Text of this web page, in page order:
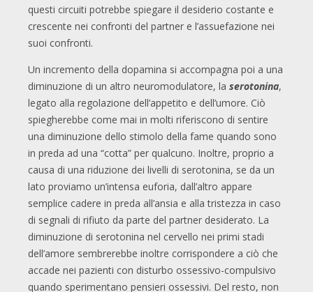
questi circuiti potrebbe spiegare il desiderio costante e
crescente nei confronti del partner e l’assuefazione nei
suoi confronti.
Un incremento della dopamina si accompagna poi a una
diminuzione di un altro neuromodulatore, la serotonina,
legato alla regolazione dell’appetito e dell’umore. Ciò
spiegherebbe come mai in molti riferiscono di sentire
una diminuzione dello stimolo della fame quando sono
in preda ad una “cotta” per qualcuno. Inoltre, proprio a
causa di una riduzione dei livelli di serotonina, se da un
lato proviamo un’intensa euforia, dall’altro appare
semplice cadere in preda all’ansia e alla tristezza in caso
di segnali di rifiuto da parte del partner desiderato. La
diminuzione di serotonina nel cervello nei primi stadi
dell’amore sembrerebbe inoltre corrispondere a ciò che
accade nei pazienti con disturbo ossessivo-compulsivo
quando sperimentano pensieri ossessivi. Del resto, non